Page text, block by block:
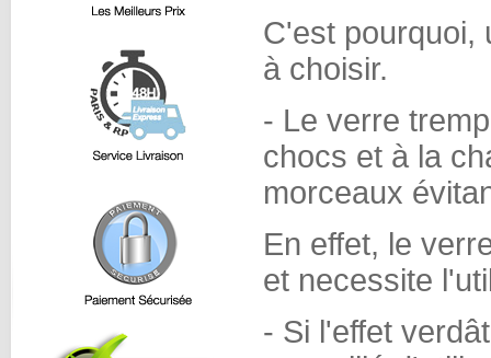
C'est pourquoi,
à choisir.
- Le verre
chocs et à la
morceaux
En effet, le
et necessite
- Si l'effet